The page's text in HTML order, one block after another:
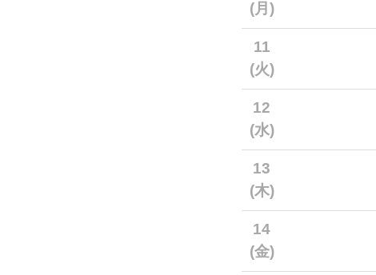
(月)
11
(火)
12
(水)
13
(木)
14
(金)